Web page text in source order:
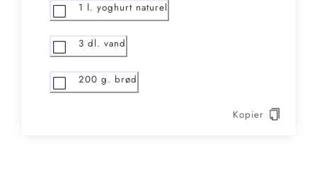
1 l. yoghurt naturel
3 dl. vand
200 g. brød
Kopier